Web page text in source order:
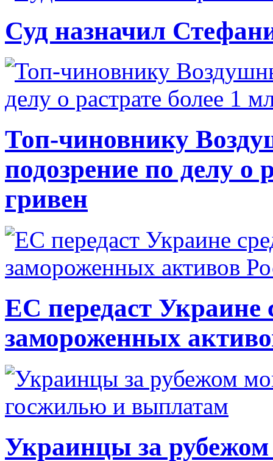
Суд назначил
Топ-чиновнику
подозрение по делу о
гривен
ЕС передаст Украине
замороженных
Украинцы за рубежом